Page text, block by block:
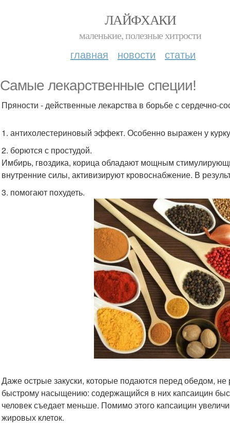
ЛАЙФХАКИ
маленькие, полезные хитрости
главная новости статьи
Самые лекарственные специи!
Пряности - действенные лекарства в борьбе с сердечно-
1. антихолестериновый эффект. Особенно выражен у
2. борются с простудой.
Имбирь, гвоздика, корица обладают мощным
внутренние силы, активизируют кровоснабжение. В
3. помогают похудеть.
Даже острые закуски, которые подаются перед обедом, не
быстрому насыщению: содержащийся в них капсаицин
человек съедает меньше. Помимо этого капсаицин
жировых клеток.